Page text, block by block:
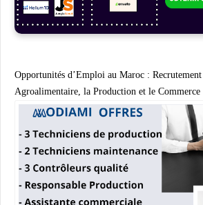
Opportunités d’Emploi au Maroc :
Agroalimentaire, la Production et le Commerce